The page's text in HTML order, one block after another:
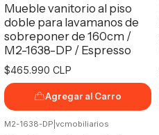
Mueble vanitorio al piso
doble para lavamanos de
sobreponer de 160cm /
M2-1638-DP / Espresso
$465.990 CLP
Agregar al Carro
M2-1638-DP vcmobiliarios